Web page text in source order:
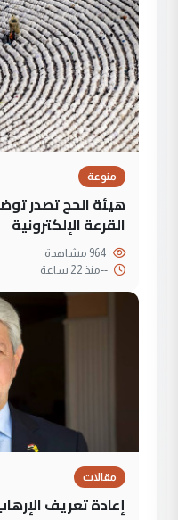
منوعة
هيئة الحج تصدر
القرعة الإلكترونية
--منذ 22 ساعة
مقالات
إعادة تعريف